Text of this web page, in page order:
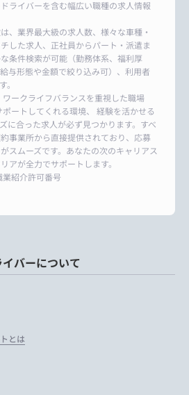
ライバーを含む幅広い職種の求人情報
、業界最大級の求人数、様々な車種・
した求人、正社員からパート・派遣ま
条件検索が可能（勤務体系、福利厚
与形態や金額で絞り込み可）、利用者
。
ークライフバランスを重視した職場
ートしてくれる環境、 経験を活かせる
に合った求人が必ず見つかります。すべ
事業所から直接提供されており、応募
スムーズです。あなたの次のキャリアス
アが全力でサポートします。
業紹介許可番号
バーについて
とは